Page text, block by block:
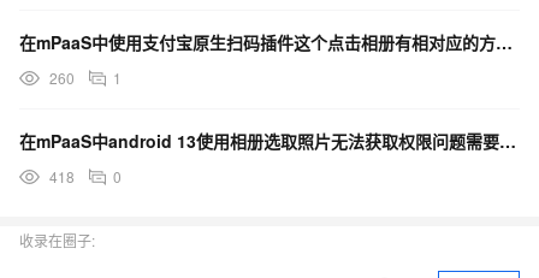
在mPaaS中使用支付宝原生扫码插件这个点击相册有相对应的方法吗,华为应用商城要求加权限说明?
260 1
在mPaaS中android 13使用相册选取照片无法获取权限问题需要怎么处理？
418 0
收录在圈子: